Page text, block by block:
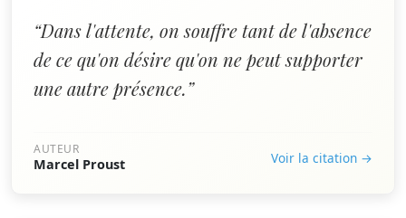
“Dans l'attente, on souffre tant de l'absence
de ce qu'on désire qu'on ne peut supporter
une autre présence.”
AUTEUR
Marcel Proust Voir la citation →